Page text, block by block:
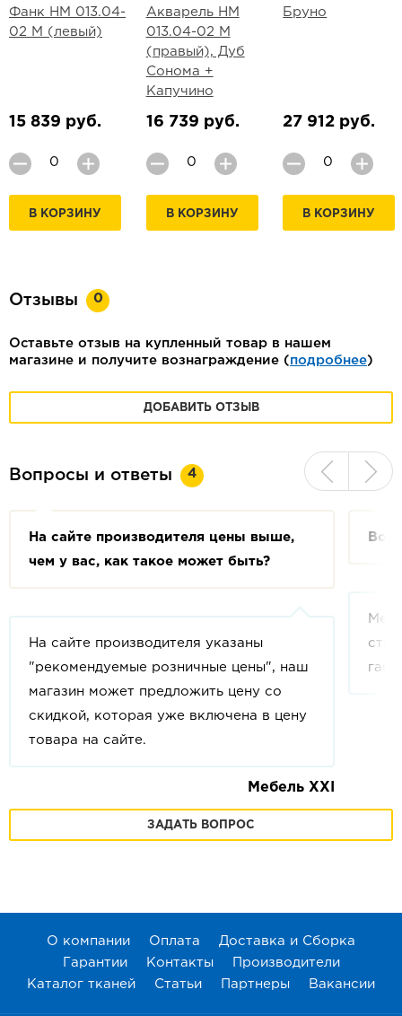
Фанк НМ 013.04-
02 М (левый)
15 839 руб.
В КОРЗИНУ
Акварель НМ
013.04-02 М
(правый), Дуб
Сонома +
Капучино
16 739 руб.
В КОРЗИНУ
Бруно
27 912 руб.
В КОРЗИНУ
Отзывы 0
Оставьте отзыв на купленный товар в нашем
магазине и получите вознаграждение (подробнее)
ДОБАВИТЬ ОТЗЫВ
Вопросы и ответы 4
На сайте производителя цены выше,
чем у вас, как такое может быть?
На сайте производителя указаны
"рекомендуемые розничные цены", наш
магазин может предложить цену со
скидкой, которая уже включена в цену
товара на сайте.
Мебель XXI
ЗАДАТЬ ВОПРОС
О компании Оплата
Доставка и Сборка
Гарантии
Контакты
Производители
Каталог тканей
Статьи Партнеры Вакансии